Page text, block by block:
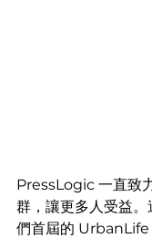
PressLogic 一直致
群，讓更多人受益
們首屆的